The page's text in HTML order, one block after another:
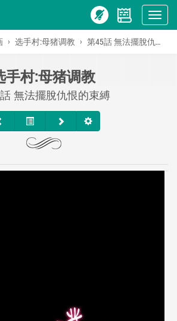
Show
menu
选手村:母猪调教 第45話 無法擺脫仇恨的束縛
手村:母猪调教
無法擺脫仇恨的束縛